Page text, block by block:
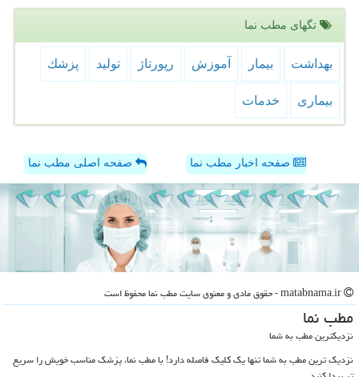
تگهای مطب نما
بهداشت بیمار آموزش رپورتاژ تولید پزشك
بیماری خدمات
صفحه اخبار مطب نما صفحه اصلی مطب نما
مطب نما
نزدیکترین مطب به شما
نزدیک ترین مطب به شما تنها یک کلیک فاصله دارد! با مطب نما، پزشک مناسب خویش را سریع